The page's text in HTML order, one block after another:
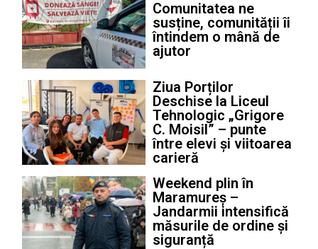
Comunitatea ne
susține, comunității îi
întindem o mână de
ajutor
Ziua Porților
Deschise la Liceul
Tehnologic „Grigore
C. Moisil” – punte
între elevi și viitoarea
carieră
Weekend plin în
Maramureș –
Jandarmii intensifică
măsurile de ordine și
siguranță